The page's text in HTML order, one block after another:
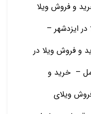
و فروش ویلا
ایزدشهر –
و فروش ویلا در
– خرید و
ویلای